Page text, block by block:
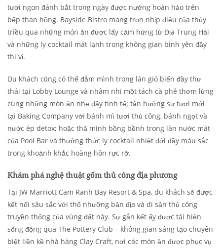
tươi ngon đánh bắt trong ngày được nướng hoàn hảo trên
bếp than hồng. Bayside Bistro mang trọn nhịp điệu của thủy
triều qua những món ăn được lấy cảm hứng từ Địa Trung Hải
và những ly cocktail mát lạnh trong không gian bình yên đầy
thi vị.
Du khách cũng có thể đắm mình trong làn gió biển đầy thư
thái tại Lobby Lounge và nhâm nhi một tách cà phê thơm lừng
cùng những món ăn nhẹ đầy tinh tế; tận hưởng sự tươi mới
tại Baking Company với bánh mì tươi thủ công, bánh ngọt và
nước ép detox; hoặc thả mình bồng bềnh trong làn nước mát
của Pool Bar và thưởng thức ly cocktail nhiệt đới đầy màu sắc
trong khoảnh khắc hoàng hôn rực rỡ.
Khám phá nghệ thuật gốm thủ công địa phương
Tại JW Marriott Cam Ranh Bay Resort & Spa, du khách sẽ được
kết nối sâu sắc với thổ nhưỡng bản địa và di sản thủ công
truyền thống của vùng đất này. Sự gắn kết ấy được tái hiện
sống động qua The Pottery Club – không gian sáng tạo chuyên
biệt liền kề nhà hàng Clay Craft, nơi các món ăn được phục vụ